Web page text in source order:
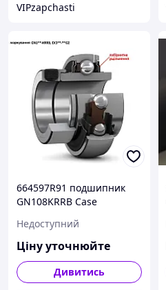
VIPzapchasti
664597R91 подшипник
GN108KRRB Case
Недоступний
Ціну уточнюйте
Дивитись